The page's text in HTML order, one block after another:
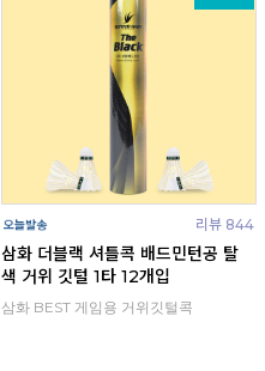
리뷰 844
삼화 더블랙 셔틀콕 배드민턴공 탈
색 거위 깃털 1타 12개입
삼화 BEST 게임용 거위깃털콕